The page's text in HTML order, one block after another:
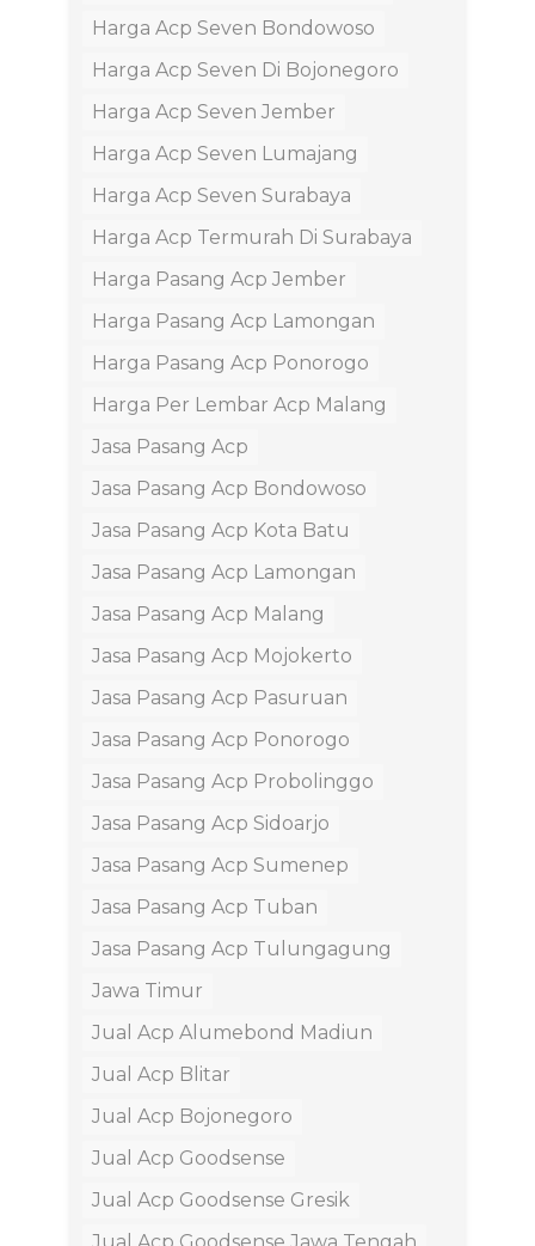
Harga Acp Seven Bondowoso
Harga Acp Seven Di Bojonegoro
Harga Acp Seven Jember
Harga Acp Seven Lumajang
Harga Acp Seven Surabaya
Harga Acp Termurah Di Surabaya
Harga Pasang Acp Jember
Harga Pasang Acp Lamongan
Harga Pasang Acp Ponorogo
Harga Per Lembar Acp Malang
Jasa Pasang Acp
Jasa Pasang Acp Bondowoso
Jasa Pasang Acp Kota Batu
Jasa Pasang Acp Lamongan
Jasa Pasang Acp Malang
Jasa Pasang Acp Mojokerto
Jasa Pasang Acp Pasuruan
Jasa Pasang Acp Ponorogo
Jasa Pasang Acp Probolinggo
Jasa Pasang Acp Sidoarjo
Jasa Pasang Acp Sumenep
Jasa Pasang Acp Tuban
Jasa Pasang Acp Tulungagung
Jawa Timur
Jual Acp Alumebond Madiun
Jual Acp Blitar
Jual Acp Bojonegoro
Jual Acp Goodsense
Jual Acp Goodsense Gresik